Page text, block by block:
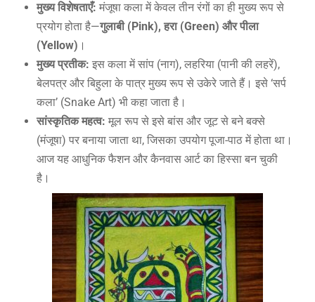
मुख्य विशेषताएँ: मंजूषा कला में केवल तीन रंगों का ही मुख्य रूप से
प्रयोग होता है—गुलाबी (Pink),हरा (Green) और पीला
(Yellow) ।
मुख्य प्रतीक: इस कला में सांप (नाग), लहरिया (पानी की लहरें),
बेलपत्र और बिहुला के पात्र मुख्य रूप से उकेरे जाते हैं। इसे ‘सर्प
कला’ (Snake Art) भी कहा जाता है।
सांस्कृतिक महत्व: मूल रूप से इसे बांस और जूट से बने बक्से
(मंजूषा) पर बनाया जाता था, जिसका उपयोग पूजा-पाठ में होता था।
आज यह आधुनिक फैशन और कैनवास आर्ट का हिस्सा बन चुकी
है।